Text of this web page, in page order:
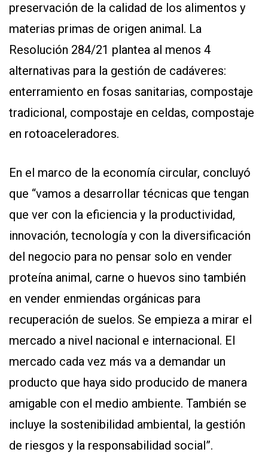
preservación de la calidad de los alimentos y
materias primas de origen animal. La
Resolución 284/21 plantea al menos 4
alternativas para la gestión de cadáveres:
enterramiento en fosas sanitarias, compostaje
tradicional, compostaje en celdas, compostaje
en rotoaceleradores.
En el marco de la economía circular, concluyó
que “vamos a desarrollar técnicas que tengan
que ver con la eficiencia y la productividad,
innovación, tecnología y con la diversificación
del negocio para no pensar solo en vender
proteína animal, carne o huevos sino también
en vender enmiendas orgánicas para
recuperación de suelos. Se empieza a mirar el
mercado a nivel nacional e internacional. El
mercado cada vez más va a demandar un
producto que haya sido producido de manera
amigable con el medio ambiente. También se
incluye la sostenibilidad ambiental, la gestión
de riesgos y la responsabilidad social”.